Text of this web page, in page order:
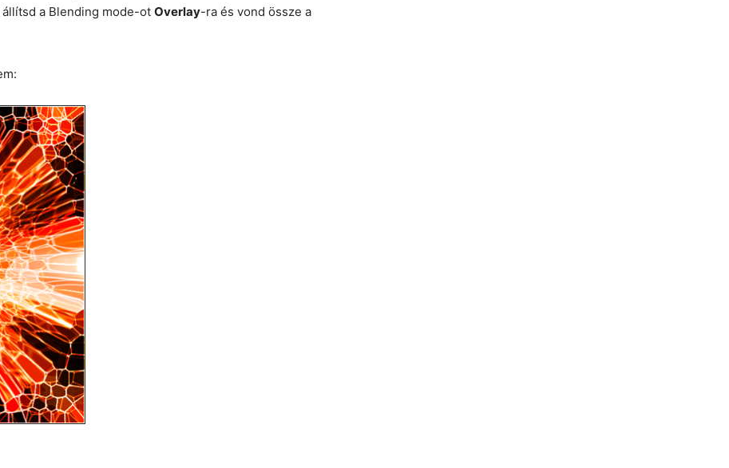
állítsd a Blending mode-ot Overlay-ra és vond össze a